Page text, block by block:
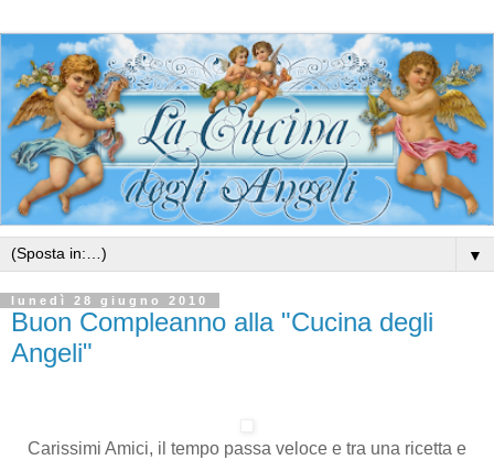
▼
lunedì 28 giugno 2010
Buon Compleanno alla "Cucina degli
Angeli"
Carissimi Amici, il tempo passa veloce e tra una ricetta e